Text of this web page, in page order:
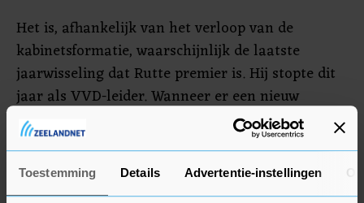
Toestemming Details Advertentie-instellingen
Het is, afhankelijk van het verloop van de
kabinetsformatie, waarschijnlijk de laatste
jaarwisseling dat Rutte premier is. Hij stopte dit
jaar als VVD-leider. Wanneer er een nieuw
kabinet op het bordes staat, verlaat Rutte de
landelijke politiek.